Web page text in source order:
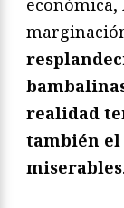
económica,
realidad
también el
miserables.